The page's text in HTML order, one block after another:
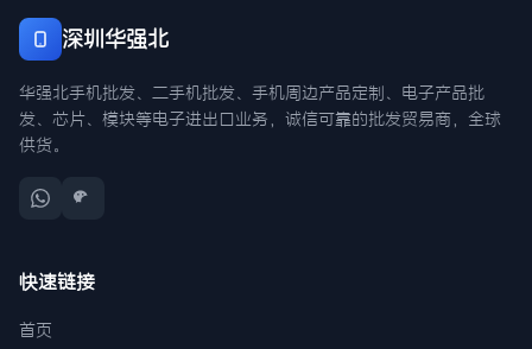
深圳华强北
华强北手机批发、二手机批发、手机周边产品定制、电子产品批
发、芯片、模块等电子进出口业务，诚信可靠的批发贸易商，全球
供货。
快速链接
首页